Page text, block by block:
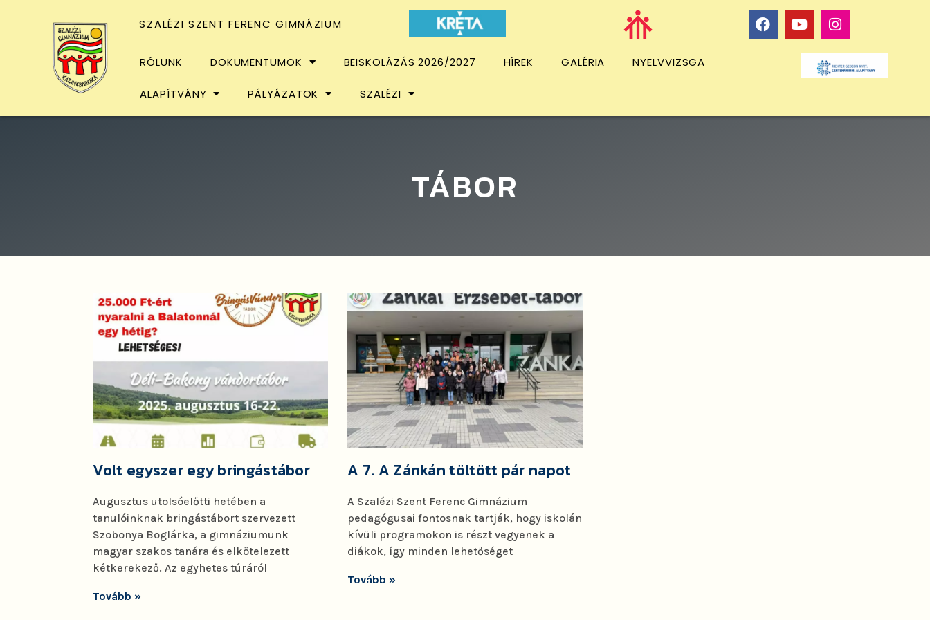
SZALÉZI SZENT FERENC GIMNÁZIUM
RÓLUNK DOKUMENTUMOK BEISKOLÁZÁS 2026/2027 HÍREK GALÉRIA NYELVVIZSGA
ALAPÍTVÁNY PÁLYÁZATOK SZALÉZI
TÁBOR
Volt egyszer egy bringástábor
Augusztus utolsóelőtti hetében a
tanulóinknak bringástábort szervezett
Szobonya Boglárka, a gimnáziumunk
magyar szakos tanára és elkötelezett
kétkerekező. Az egyhetes túráról
Tovább »
A 7. A Zánkán töltött pár napot
A Szalézi Szent Ferenc Gimnázium
pedagógusai fontosnak tartják, hogy iskolán
kívüli programokon is részt vegyenek a
diákok, így minden lehetőséget
Tovább »